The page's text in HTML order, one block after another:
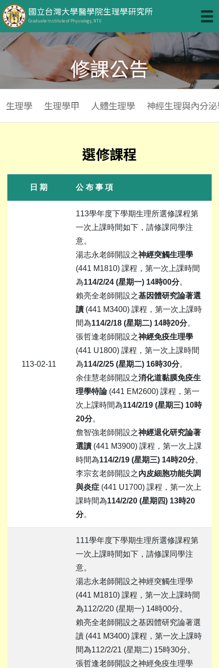
國立台灣大學醫學院生理學研究所
Graduate Institute of Physiology, NTU
修課公告
生理學 生理學甲 人體生理學 神經生理與內分
選修課程
日 期 公 布 事 項
113-02-11
113學年度下學期生理所選修課程第
一次上課時間如下，請修課同學注
意。
湯志永老師開設之神經突觸生理學
(441 M1810) 課程，第一次上課時間
為114/2/24 (星期一) 14時00分。
賴亮全老師開設之基因體研究論著選
讀 (441 M3400) 課程，第一次上課時
間為114/2/18 (星期二) 14時20分。
張哲逢老師開設之神經免疫生理學
(441 U1800) 課程，第一次上課時間
為114/2/25 (星期二) 16時30分。
余佳慧老師開設之消化道黏膜免疫生
理學特論 (441 EM2600) 課程，第一
次上課時間為114/2/19 (星期三) 10時
20分。
詹智強老師開設之神經退化研究論著
選讀 (441 M3900) 課程，第一次上課
時間為114/2/19 (星期三) 14時20分。
李宗玄老師開設之內皮細胞功能失調
與炎症 (441 U1700) 課程，第一次上
課時間為114/2/20 (星期四) 13時20
分。
111學年度下學期生理所選修課程第
一次上課時間如下，請修課同學注
意。
湯志永老師開設之神經突觸生理學
(441 M1810) 課程，第一次上課時間
為112/2/20 (星期一) 14時00分。
賴亮全老師開設之基因體研究論著選
讀 (441 M3400) 課程，第一次上課時
間為112/2/21 (星期二) 15時30分。
張哲逢老師開設之神經免疫生理學